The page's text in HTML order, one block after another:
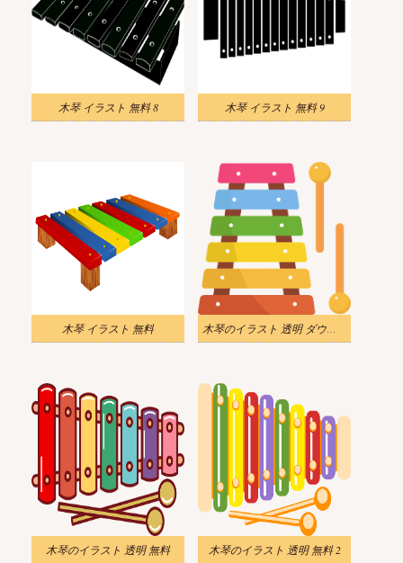
木琴 イラスト 無料 8 木琴 イラスト 無料 9
木琴 イラスト 無料 木琴のイラスト 透明 ダウンロード
木琴のイラスト 透明 無料 木琴のイラスト 透明 無料 2